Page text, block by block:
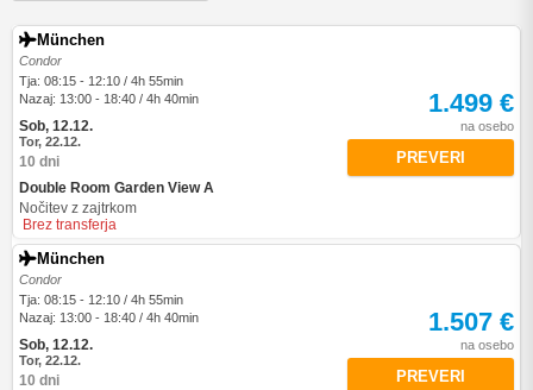
München
Condor
Tja: 08:15 - 12:10 / 4h 55min
Nazaj: 13:00 - 18:40 / 4h 40min
Sob, 12.12.
Tor, 22.12.
10 dni
Double Room Garden View A
Nočitev z zajtrkom
Brez transferja
1.499 €
na osebo
PREVERI
München
Condor
Tja: 08:15 - 12:10 / 4h 55min
Nazaj: 13:00 - 18:40 / 4h 40min
Sob, 12.12.
Tor, 22.12.
10 dni
1.507 €
na osebo
PREVERI